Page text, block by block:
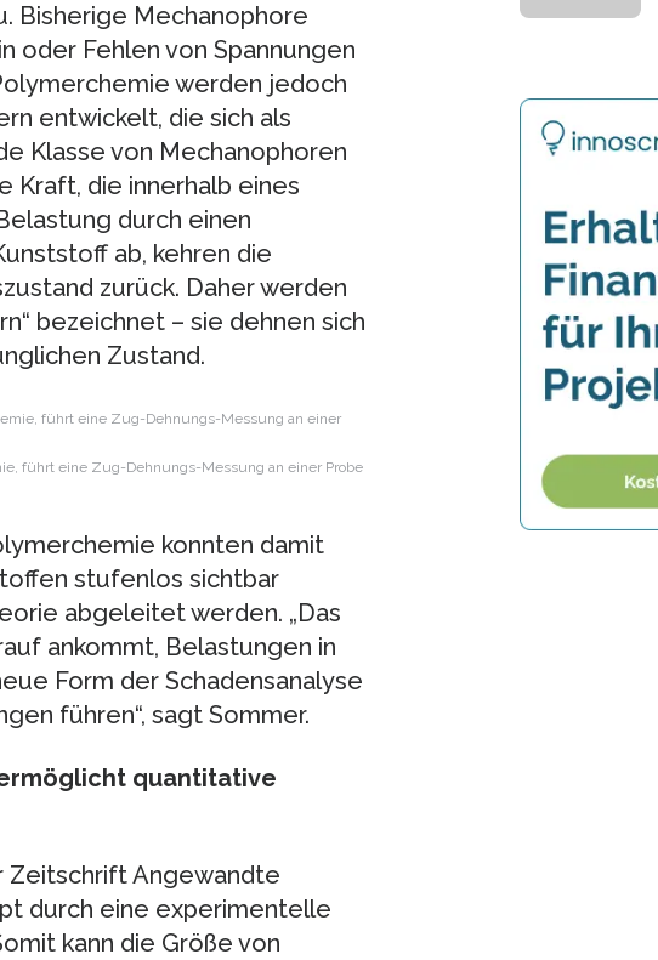
Bisherige Mechanophore
oder Fehlen von Spannungen
werden jedoch
entwickelt, die sich als
Klasse von Mechanophoren
Kraft, die innerhalb eines
durch einen
ab, kehren die
zurück. Daher werden
bezeichnet – sie dehnen sich
Zustand.
führt eine Zug-Dehnungs-Messung an einer Probe
konnten damit
stufenlos sichtbar
abgeleitet werden. „Das
ankommt, Belastungen in
Form der Schadensanalyse
führen“, sagt Sommer.
quantitative
Zeitschrift Angewandte
durch eine experimentelle
kann die Größe von